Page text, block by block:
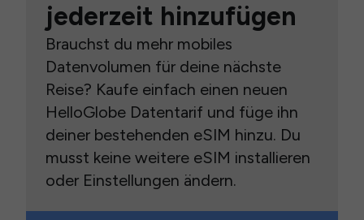
jederzeit hinzufügen
Brauchst du mehr mobiles
Datenvolumen für deine nächste
Reise? Kaufe einfach einen neuen
HelloGlobe Datentarif und füge ihn
deiner bestehenden eSIM hinzu. Du
musst keine weitere eSIM installieren
oder Einstellungen ändern.